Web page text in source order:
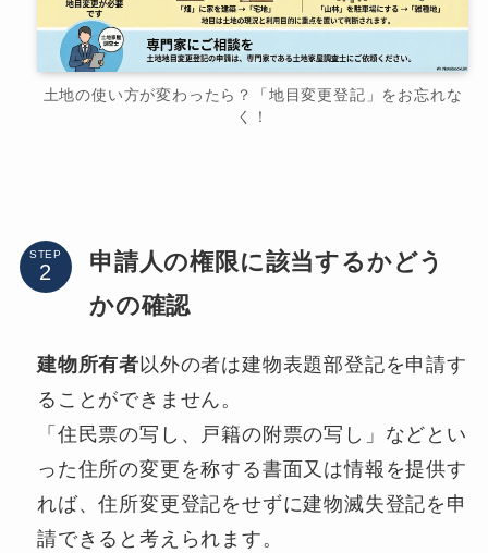
土地の使い方が変わったら？「地目変更登記」をお忘れな
く！
STEP
申請人の権限に該当するかどう
かの確認
建物所有者 以外の者は建物表題部登記を申請す
ることができません。
「住民票の写し、戸籍の附票の写し」などとい
った住所の変更を称する書面又は情報を提供す
れば、住所変更登記をせずに建物滅失登記を申
請できると考えられます。